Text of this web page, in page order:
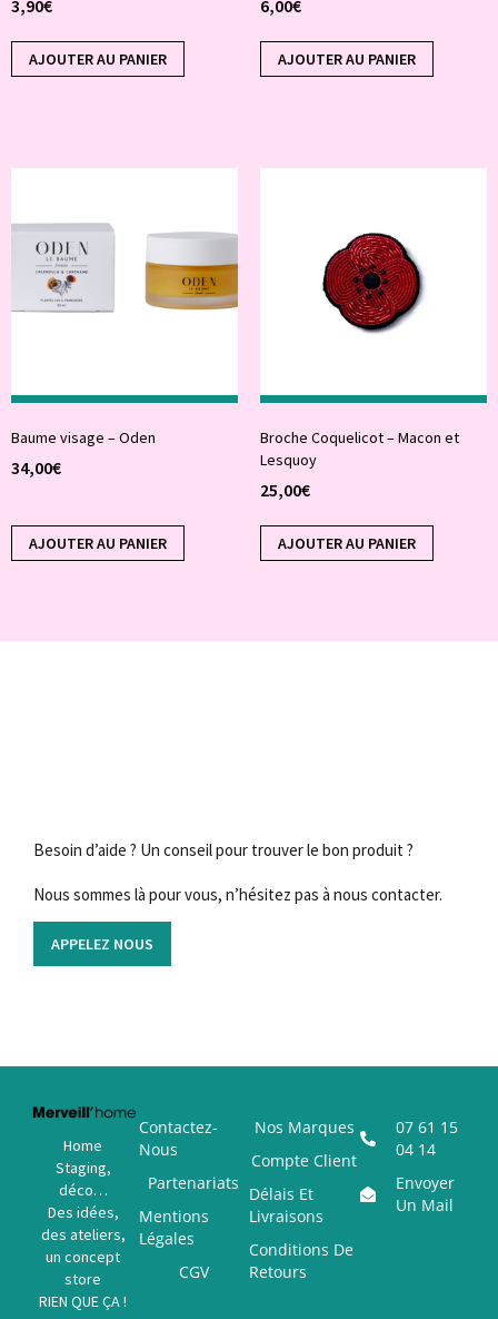
3,90€
AJOUTER AU PANIER
6,00€
AJOUTER AU PANIER
Baume visage – Oden
34,00€
AJOUTER AU PANIER
Broche Coquelicot – Macon et
Lesquoy
25,00€
AJOUTER AU PANIER
Besoin d’aide ? Un conseil pour trouver le bon produit ?
Nous sommes là pour vous, n’hésitez pas à nous contacter.
APPELEZ NOUS
Home
Staging,
déco…
Des idées,
des ateliers,
un concept
store
RIEN QUE ÇA !
Contactez-
Nous
Partenariats
Mentions
Légales
CGV
Nos Marques
Compte Client
Délais Et
Livraisons
Conditions De
Retours
07 61 15
04 14
Envoyer
Un Mail